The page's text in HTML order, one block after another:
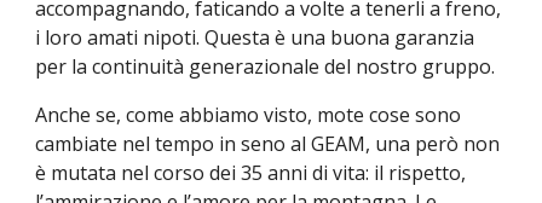
accompagnando, faticando a volte a tenerli a freno,
i loro amati nipoti. Questa è una buona garanzia
per la continuità generazionale del nostro gruppo.
Anche se, come abbiamo visto, mote cose sono
cambiate nel tempo in seno al GEAM, una però non
è mutata nel corso dei 35 anni di vita: il rispetto,